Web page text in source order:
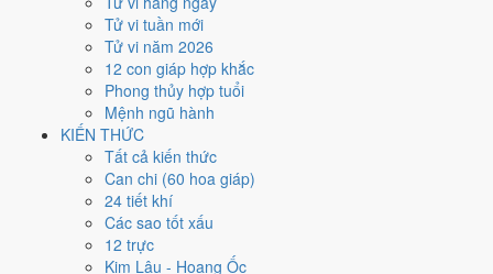
Tử vi tuần mới
Tử vi năm 2026
12 con giáp hợp khắc
Phong thủy hợp tuổi
Mệnh ngũ hành
KIẾN THỨC
Tất cả kiến thức
Can chi (60 hoa giáp)
24 tiết khí
Các sao tốt xấu
12 trực
Kim Lâu - Hoang Ốc
Ngày Đinh Dậu có TrựcKhai(ngày khai mở, bắt đầu mới) nhưng gặp
Chu Tước hắc đạo . Điểm trung bình 7 việc chính
Ngày Bình Hòa, phù hợp với công việc thường ngày.
Sửu, Tỵ, Thìnhợp ngày; tuổiMão
Ngày 29/11/2024 tốt hay xấu cho
việc gì?
Ngày 29/11/2024 đạt6.0/10trung bình cho 7 việc chính: cao nhất là
Cưới hỏi - đính hôn (8/10)
Trực Khai (ngày khai mở, bắt đầu mới) nhưng gặp Sao Chu Tước hắc